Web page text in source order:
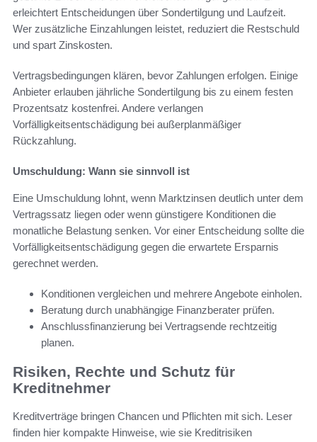
erleichtert Entscheidungen über Sondertilgung und Laufzeit.
Wer zusätzliche Einzahlungen leistet, reduziert die Restschuld
und spart Zinskosten.
Vertragsbedingungen klären, bevor Zahlungen erfolgen. Einige
Anbieter erlauben jährliche Sondertilgung bis zu einem festen
Prozentsatz kostenfrei. Andere verlangen
Vorfälligkeitsentschädigung bei außerplanmäßiger
Rückzahlung.
Umschuldung: Wann sie sinnvoll ist
Eine Umschuldung lohnt, wenn Marktzinsen deutlich unter dem
Vertragssatz liegen oder wenn günstigere Konditionen die
monatliche Belastung senken. Vor einer Entscheidung sollte die
Vorfälligkeitsentschädigung gegen die erwartete Ersparnis
gerechnet werden.
Konditionen vergleichen und mehrere Angebote einholen.
Beratung durch unabhängige Finanzberater prüfen.
Anschlussfinanzierung bei Vertragsende rechtzeitig
planen.
Risiken, Rechte und Schutz für
Kreditnehmer
Kreditverträge bringen Chancen und Pflichten mit sich. Leser
finden hier kompakte Hinweise, wie sie Kreditrisiken